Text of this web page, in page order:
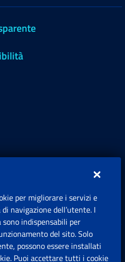
per migliorare i servizi e
navigazione dell’utente. I
indispensabili per
del sito. Solo
possono essere installati
Puoi accettare tutti i cookie